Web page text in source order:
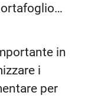
in
i
per